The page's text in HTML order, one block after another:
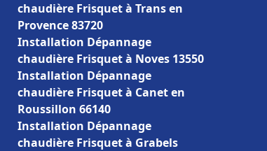
chaudière Frisquet à Trans en
Provence 83720
Installation Dépannage
chaudière Frisquet à Noves 13550
Installation Dépannage
chaudière Frisquet à Canet en
Roussillon 66140
Installation Dépannage
chaudière Frisquet à Grabels